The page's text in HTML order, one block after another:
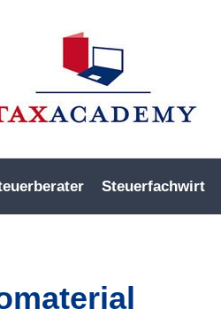
Steuerfachwirt